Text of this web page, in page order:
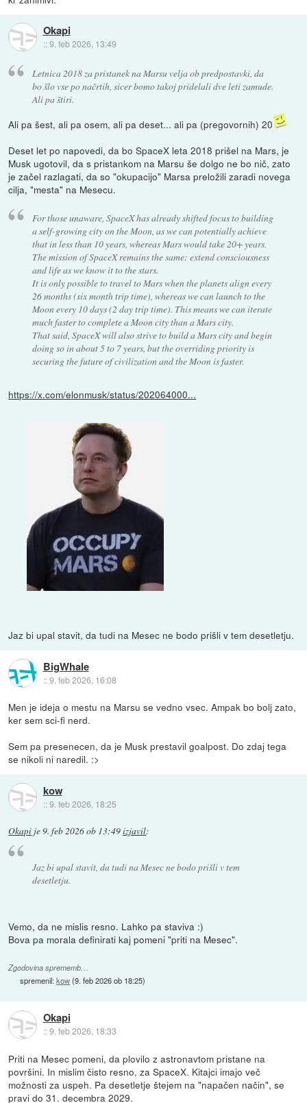
Okapi
::9. feb 2026, 13:49
Letnica 2018 za pristanek na Marsu velja ob predpostavki, da
bo šlo vse po načrtih, sicer bomo takoj pridelali dve leti zamude.
Ali pa štiri.
Ali pa šest, ali pa osem, ali pa deset... ali pa (pregovornih) 20
Deset let po napovedi, da bo SpaceX leta 2018 prišel na Mars, je
Musk ugotovil, da s pristankom na Marsu še dolgo ne bo nič, zato
je začel razlagati, da so "okupacijo" Marsa preložili zaradi novega
cilja, "mesta" na Mesecu.
For those unaware, SpaceX has already shifted focus to building
a self-growing city on the Moon, as we can potentially achieve
that in less than 10 years, whereas Mars would take 20+ years.
The mission of SpaceX remains the same: extend consciousness
and life as we know it to the stars.
It is only possible to travel to Mars when the planets align every
26 months (six month trip time), whereas we can launch to the
Moon every 10 days (2 day trip time). This means we can iterate
much faster to complete a Moon city than a Mars city.
That said, SpaceX will also strive to build a Mars city and begin
doing so in about 5 to 7 years, but the overriding priority is
securing the future of civilization and the Moon is faster.
https://x.com/elonmusk/status/202064000...
Jaz bi upal stavit, da tudi na Mesec ne bodo prišli v tem desetletju.
BigWhale
::9. feb 2026, 16:08
Men je ideja o mestu na Marsu se vedno vsec. Ampak bo bolj zato,
ker sem sci-fi nerd.
Sem pa presenecen, da je Musk prestavil goalpost. Do zdaj tega
se nikoli ni naredil. :>
kow
::9. feb 2026, 18:25
Okapi je9. feb 2026 ob 13:49izjavil:
Jaz bi upal stavit, da tudi na Mesec ne bodo prišli v tem
desetletju.
Vemo, da ne mislis resno. Lahko pa staviva :)
Bova pa morala definirati kaj pomeni "priti na Mesec".
Zgodovina sprememb…
spremenil:kow(9. feb 2026 ob 18:25)
Okapi
::9. feb 2026, 18:33
Priti na Mesec pomeni, da plovilo z astronavtom pristane na
površini. In mislim čisto resno, za SpaceX. Kitajci imajo več
možnosti za uspeh. Pa desetletje štejem na "napačen način", se
pravi do 31. decembra 2029.